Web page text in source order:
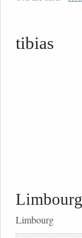
tibias
Limbourg
Limbourg